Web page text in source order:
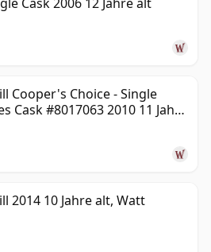
Cooper's Choice - Single
Cask #8017063 2010 11 Jahre
2014 10 Jahre alt, Watt